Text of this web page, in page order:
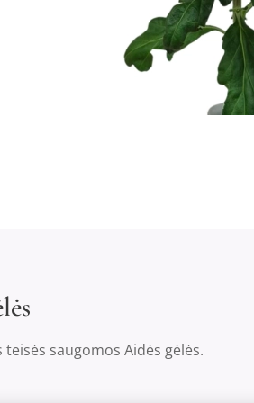
teisės saugomos Aidės gėlės.